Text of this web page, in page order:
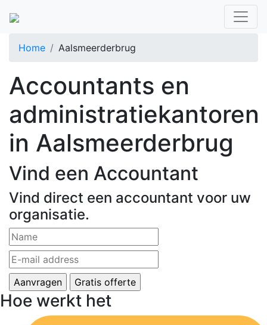
Home Aalsmeerderbrug
Accountants en
administratiekantoren
in Aalsmeerderbrug
Vind een Accountant
Vind direct een accountant voor uw
organisatie.
Hoe werkt het